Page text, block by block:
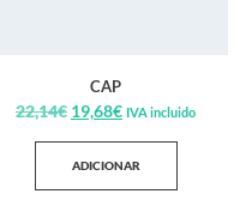
CAP
22,14€ 19,68€ IVA incluido
ADICIONAR